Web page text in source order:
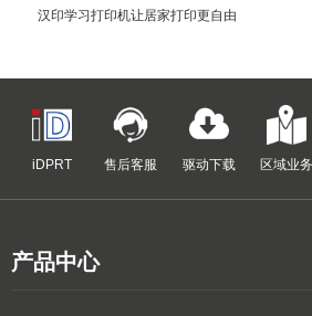
汉印学习打印机让居家打印更自由
iDPRT 售后客服 驱动下载 区域业务
产品中心